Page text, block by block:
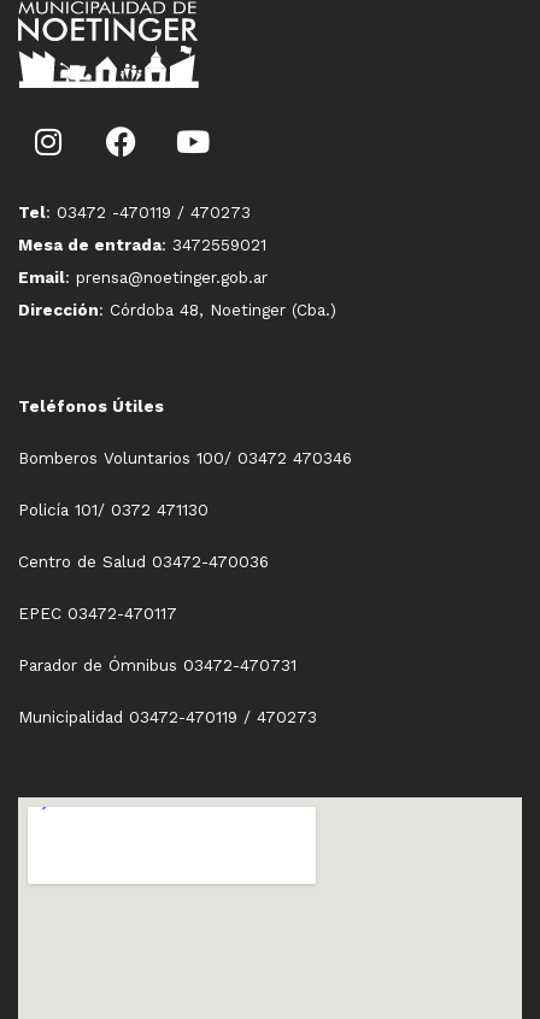
Tel: 03472 -470119 / 470273
Mesa de entrada: 3472559021
Email: prensa@noetinger.gob.ar
Dirección: Córdoba 48, Noetinger (Cba.)
Teléfonos Útiles
Bomberos Voluntarios 100/ 03472 470346
Policía 101/ 0372 471130
Centro de Salud 03472-470036
EPEC 03472-470117
Parador de Ómnibus 03472-470731
Municipalidad 03472-470119 / 470273